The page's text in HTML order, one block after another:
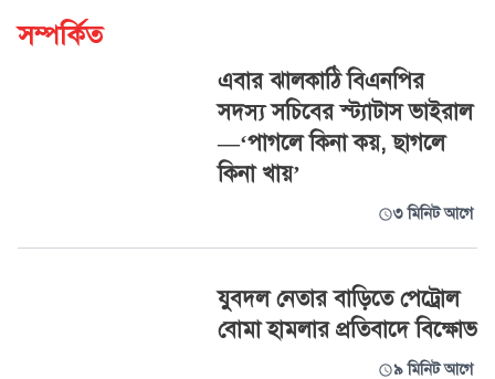
সম্পর্কিত
এবার ঝালকাঠি বিএনপির
সদস্য সচিবের স্ট্যাটাস ভাইরাল
—‘পাগলে কিনা কয়, ছাগলে
কিনা খায়’
৩ মিনিট আগে
যুবদল নেতার বাড়িতে পেট্রোল
বোমা হামলার প্রতিবাদে বিক্ষোভ
৯ মিনিট আগে